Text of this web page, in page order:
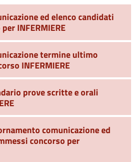
ed elenco candidati
INFERMIERE
termine ultimo
INFERMIERE
prove scritte e orali
comunicazione ed
concorso per